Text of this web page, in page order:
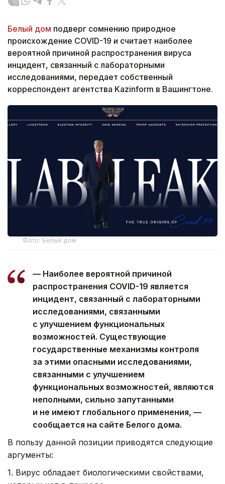
Белый дом подверг сомнению природное
происхождение COVID-19 и считает наиболее
вероятной причиной распространения вируса
инцидент, связанный с лабораторными
исследованиями, передает собственный
корреспондент агентства Kazinform в Вашингтоне.
Фото: Белый дом
— Наиболее вероятной причиной
распространения COVID-19 является
инцидент, связанный с лабораторными
исследованиями, связанными
с улучшением функциональных
возможностей. Существующие
государственные механизмы контроля
за этими опасными исследованиями,
связанными с улучшением
функциональных возможностей, являются
неполными, сильно запутанными
и не имеют глобального применения, —
сообщается на сайте Белого дома.
В пользу данной позиции приводятся следующие
аргументы:
1. Вирус обладает биологическими свойствами,